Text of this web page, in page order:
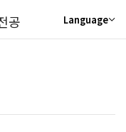
공 Language